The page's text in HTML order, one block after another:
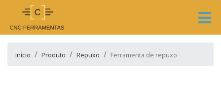
Início Produto Repuxo Ferramenta de repuxo